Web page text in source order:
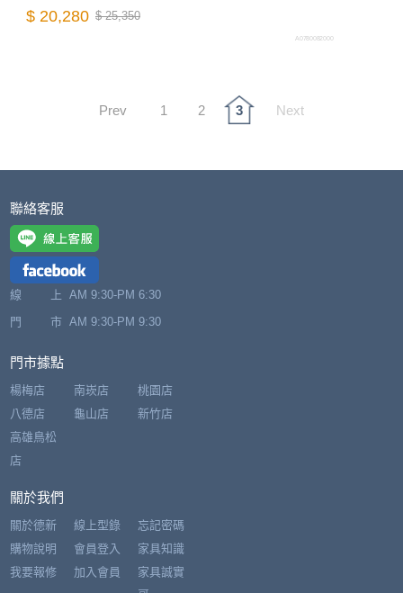
$ 20,280 $ 25,350
A0780082000
Prev 1 2 3 Next
聯絡客服
線 上 AM 9:30-PM 6:30
門 市 AM 9:30-PM 9:30
門市據點
楊梅店
八德店
南崁店
龜山店
桃園店
新竹店
高雄鳥松
店
關於我們
關於德新
購物說明
我要報修
線上型錄
會員登入
加入會員
忘記密碼
家具知識
家具誠實